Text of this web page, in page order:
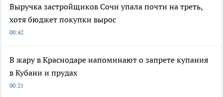
Выручка застройщиков Сочи упала почти на треть,
хотя бюджет покупки вырос
00:42
В жару в Краснодаре напоминают о запрете купания
в Кубани и прудах
00:21